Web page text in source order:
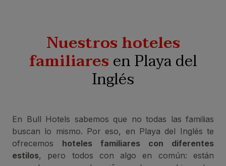
Nuestros hoteles
familiaresen Playa del
Inglés
En Bull Hotels sabemos que no todas las familias
buscan lo mismo. Por eso, en Playa del Inglés te
ofrecemos hoteles familiares con diferentes
estilos, pero todos con algo en común: están